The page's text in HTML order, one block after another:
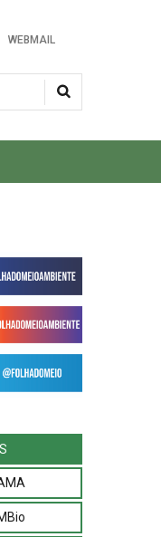
WEBMAIL